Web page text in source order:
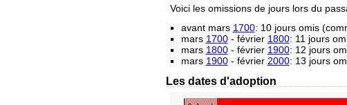
Voici les omissions de jours lors du
avant mars 1700: 10 jours omis
mars 1700- février 1800: 11 jours
mars 1800- février 1900: 12 jours
mars 1900- février 2000: 13 jours
Les dates d'adoption